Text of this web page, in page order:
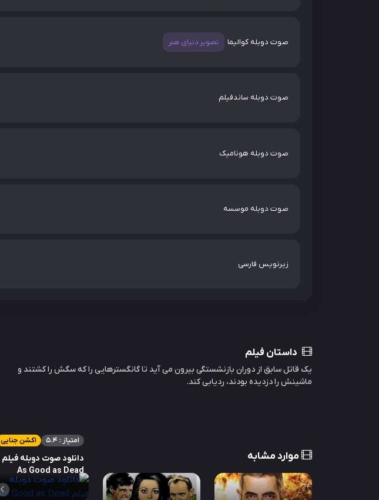
صوت دوبله کوالیما تصویر دنیای هنر
صوت دوبله ساندفیلم
صوت دوبله هونامیک
صوت دوبله موسسه
زیرنویس فارسی
داستان فیلم
یک قاتل سابق از دوران بازنشستگی بیرون می آید تا گانگسترهایی را که سگش را کشتند و
ماشینش را دزدیده بودند، ردیابی کند.
موارد مشابه
اکشن جنایی امتیاز : 5.4
دانلود صوت دوبله فیلم
As Good as Dead